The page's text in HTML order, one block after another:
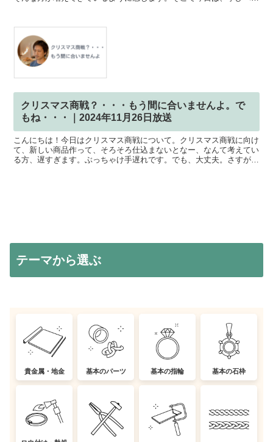
クリスマス商戦？・・・もう間に合いませんよ。で
もね・・・｜2024年11月26日放送
こんにちは！今日はクリスマス商戦について。クリスマス商戦に向け
て、新しい商品作って、そろそろ仕込まないとなー、なんて考えてい
る方、遅すぎます。ぶっちゃけ手遅れです。でも、大丈夫。さすがに
テーマから選ぶ
貴金属・地金 基本のパーツ 基本の指輪 基本の石枠